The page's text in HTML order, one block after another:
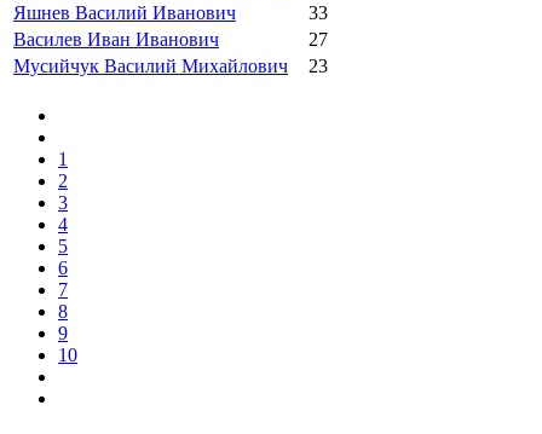
Яшнев Василий Иванович
33
Василев Иван Иванович
27
Мусийчук Василий Михайлович
23
1
2
3
4
5
6
7
8
9
10